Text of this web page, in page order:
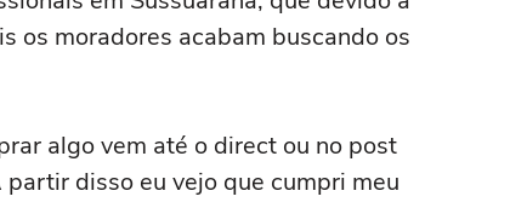
os moradores acabam buscando os
algo vem até o direct ou no post
disso eu vejo que cumpri meu